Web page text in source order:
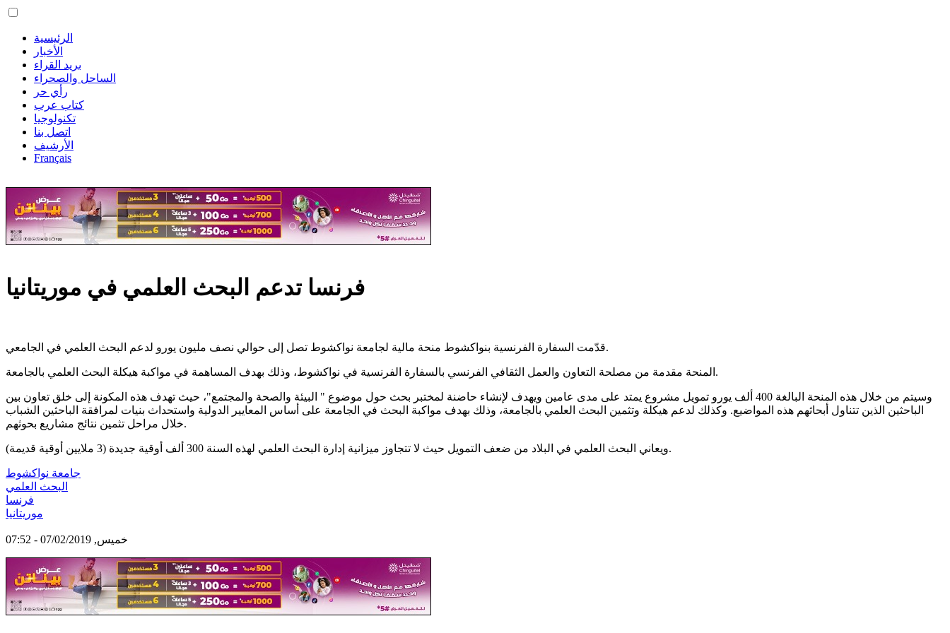
الرئيسية
الأخبار
بريد القراء
الساحل والصحراء
رأي حر
كتاب عرب
تكنولوجيا
اتصل بنا
الأرشيف
Français
فرنسا تدعم البحث العلمي في موريتانيا
قدّمت السفارة الفرنسية بنواكشوط منحة مالية لجامعة نواكشوط تصل إلى حوالي نصف مليون يورو لدعم البحث العلمي في الجامعي.
المنحة مقدمة من مصلحة التعاون والعمل الثقافي الفرنسي بالسفارة الفرنسية في نواكشوط، وذلك بهدف المساهمة في مواكبة هيكلة البحث العلمي بالجامعة.
وسيتم من خلال هذه المنحة البالغة 400 ألف يورو تمويل مشروع يمتد على مدى عامين ويهدف لإنشاء حاضنة لمختبر بحث حول موضوع " البيئة والصحة والمجتمع"، حيث تهدف هذه المكونة إلى خلق تعاون بين
الباحثين الذين تتناول أبحاثهم هذه المواضيع. وكذلك لدعم هيكلة وتثمين البحث العلمي بالجامعة، وذلك بهدف مواكبة البحث في الجامعة على أساس المعايير الدولية واستحداث بنيات لمرافقة الباحثين الشباب
خلال مراحل تثمين نتائج مشاريع بحوثهم.
ويعاني البحث العلمي في البلاد من ضعف التمويل حيث لا تتجاوز ميزانية إدارة البحث العلمي لهذه السنة 300 ألف أوقية جديدة (3 ملايين أوقية قديمة).
جامعة نواكشوط
البحث العلمي
فرنسا
موريتانيا
خميس, 07/02/2019 - 07:52